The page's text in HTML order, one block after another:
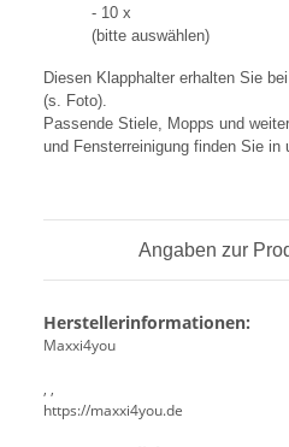
- 10 x
(bitte auswählen)
Diesen Klapphalter erhalten Sie
(s. Foto).
Passende Stiele, Mopps und
und Fensterreinigung finden Sie in
Angaben zur
Herstellerinformationen:
Maxxi4you
, ,
https://maxxi4you.de